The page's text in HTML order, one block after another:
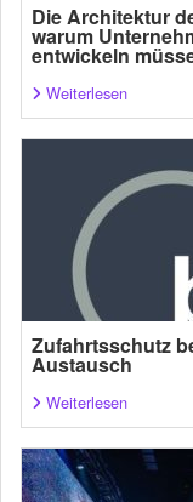
Die Architektur
warum
entwickeln
Weiterlesen
Zufahrtsschutz
Austausch
Weiterlesen